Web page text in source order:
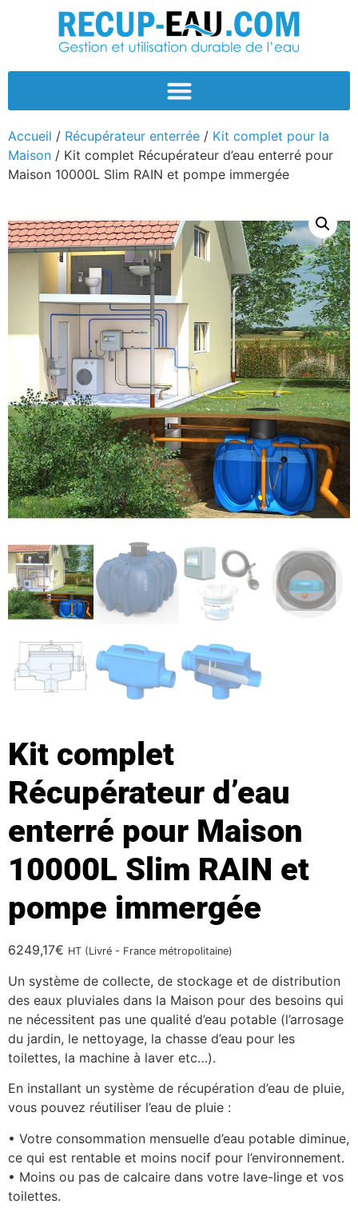
Accueil / Récupérateur enterrée / Kit complet pour la
Maison / Kit complet Récupérateur d’eau enterré pour
Maison 10000L Slim RAIN et pompe immergée
Kit complet
Récupérateur d’eau
enterré pour Maison
10000L Slim RAIN et
pompe immergée
6249,17€ HT (Livré - France métropolitaine)
Un système de collecte, de stockage et de distribution
des eaux pluviales dans la Maison pour des besoins qui
ne nécessitent pas une qualité d’eau potable (l’arrosage
du jardin, le nettoyage, la chasse d’eau pour les
toilettes, la machine à laver etc…).
En installant un système de récupération d’eau de pluie,
vous pouvez réutiliser l’eau de pluie :
• Votre consommation mensuelle d’eau potable diminue,
ce qui est rentable et moins nocif pour l’environnement.
• Moins ou pas de calcaire dans votre lave-linge et vos
toilettes.